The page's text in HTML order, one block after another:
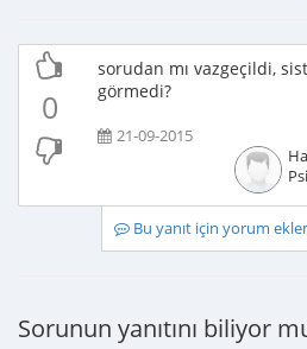
0
sorudan mı vazgeçildi,
görmedi?
21-09-2015
Bu yanıt için yorum
Sorunun yanıtını biliyor